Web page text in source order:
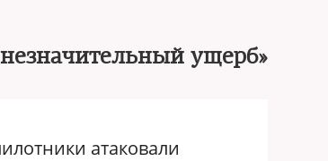
ущерб»
атаковали